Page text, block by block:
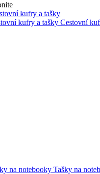
kufry a tašky
Cestovní
Tašky na